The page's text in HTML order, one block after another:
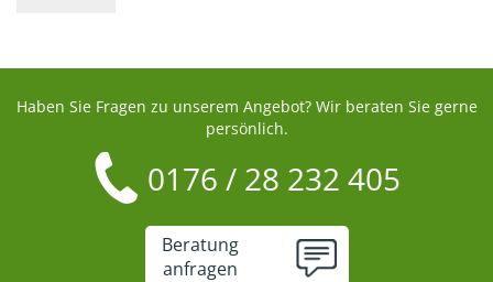
Haben Sie Fragen zu unserem Angebot? Wir beraten Sie gerne
persönlich.
0176 / 28 232 405
Beratung
anfragen